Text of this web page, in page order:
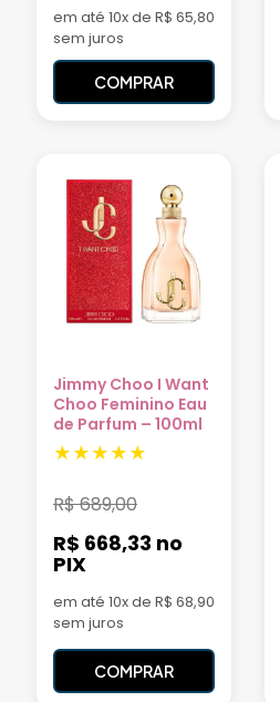
em até 10x de R$ 65,80
sem juros
COMPRAR
Jimmy Choo I Want
Choo Feminino Eau
de Parfum – 100ml
R$689,00
R$ 668,33 no
PIX
em até 10x de R$ 68,90
sem juros
COMPRAR